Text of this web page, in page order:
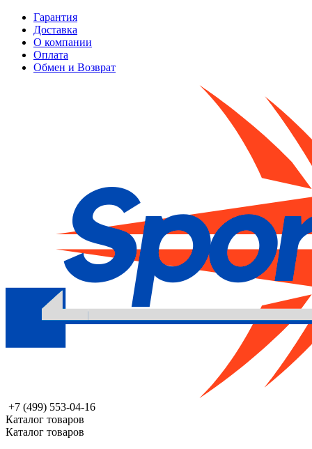
Гарантия
Доставка
О компании
Оплата
Обмен и Возврат
+7 (499) 553-04-16
Каталог товаров
Каталог товаров